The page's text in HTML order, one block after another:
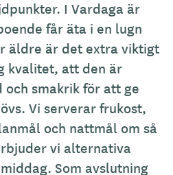
I Vardaga är
får äta i en lugn
äldre är det extra viktigt
kvalitet, att den är
smakrik för att ge
Vi serverar frukost,
och nattmål om så
vi alternativa
Som avslutning